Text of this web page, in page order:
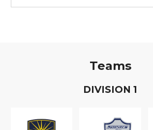
Teams
DIVISION 1